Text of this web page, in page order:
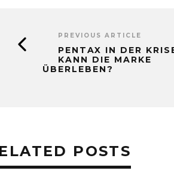
PREVIOUS ARTICLE
PENTAX IN DER
KANN DIE MARKE
ÜBERLEBEN?
POSTS